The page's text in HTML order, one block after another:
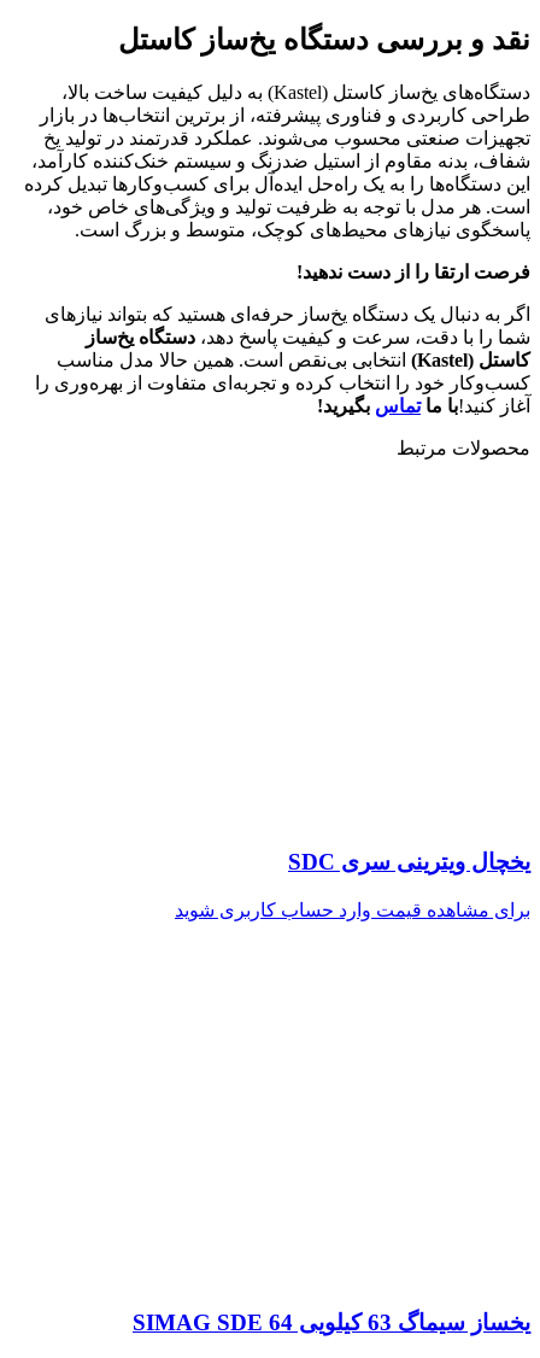
نقد و بررسی دستگاه یخ‌ساز کاستل
دستگاه‌های یخ‌ساز کاستل (Kastel) به دلیل کیفیت ساخت بالا،
طراحی کاربردی و فناوری پیشرفته، از برترین انتخاب‌ها در بازار
تجهیزات صنعتی محسوب می‌شوند. عملکرد قدرتمند در تولید یخ
شفاف، بدنه مقاوم از استیل ضدزنگ و سیستم خنک‌کننده کارآمد،
این دستگاه‌ها را به یک راه‌حل ایده‌آل برای کسب‌وکارها تبدیل کرده
است. هر مدل با توجه به ظرفیت تولید و ویژگی‌های خاص خود،
پاسخگوی نیازهای محیط‌های کوچک، متوسط و بزرگ است.
فرصت ارتقا را از دست ندهید!
اگر به دنبال یک دستگاه یخ‌ساز حرفه‌ای هستید که بتواند نیازهای
شما را با دقت، سرعت و کیفیت پاسخ دهد، دستگاه یخ‌ساز
کاستل (Kastel)
انتخابی بی‌نقص است. همین حالا مدل مناسب
کسب‌وکار خود را انتخاب کرده و تجربه‌ای متفاوت از بهره‌وری را
آغاز کنید!با ماتماس بگیرید!
محصولات مرتبط
یخچال ویترینی سری SDC
برای مشاهده قیمت وارد حساب کاربری شوید
یخساز سیماگ 63 کیلویی SIMAG SDE 64